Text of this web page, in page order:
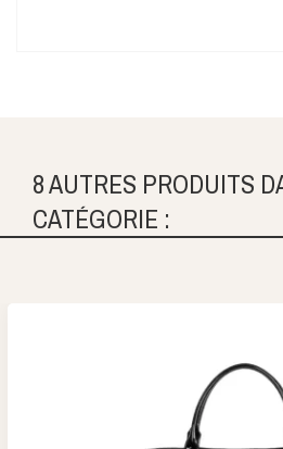
8 AUTRES PRODUITS
CATÉGORIE :